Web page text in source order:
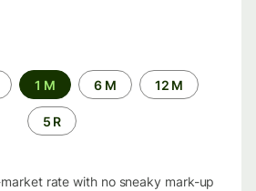
1 M 6 M 12 M
5 R
rate with no sneaky mark-up